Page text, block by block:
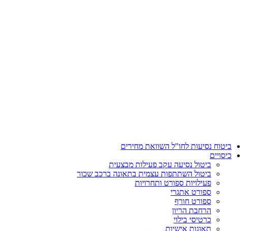
ביטוח נסיעות לחו"ל השוואת מחירים
כיסויים
ביטול נסיעה עקב פעילות מבצעית
ביטול השתתפות עצמית בתאונה ברכב שכור
פעילויות ספורט ותחרויות
ספורט אתגרי
ספורט חורף
הרחבת הריון
כרטיסי בילוי
תאונות אישיות